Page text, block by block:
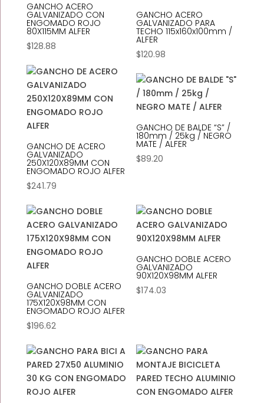
GANCHO ACERO
GALVANIZADO CON
ENGOMADO ROJO
80X115MM ALFER
$128.88
GANCHO ACERO
GALVANIZADO PARA
TECHO 115x160x100mm /
ALFER
$120.98
GANCHO DE ACERO
GALVANIZADO
250X120X89MM CON
ENGOMADO ROJO ALFER
$241.79
GANCHO DE BALDE “S” /
180mm / 25kg / NEGRO
MATE / ALFER
$89.20
GANCHO DOBLE ACERO
GALVANIZADO
175X120X98MM CON
ENGOMADO ROJO ALFER
$196.62
GANCHO DOBLE ACERO
GALVANIZADO
90X120X98MM ALFER
$174.03